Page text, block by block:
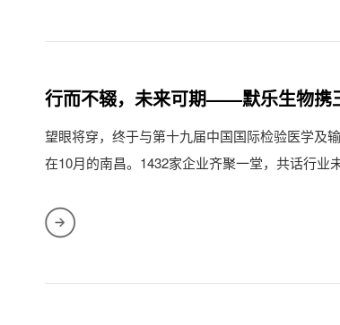
行而不辍，未来可期——默乐生物携
望眼将穿，终于与第十九届中国国际检验医学及
在10月的南昌。1432家企业齐聚一堂，共话行业